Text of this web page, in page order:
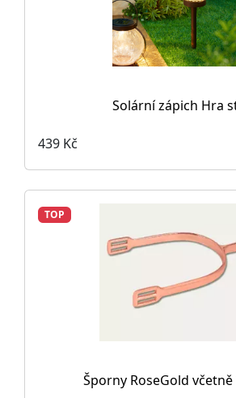
Solární zápich Hra
439 Kč
TOP
Šporny RoseGold